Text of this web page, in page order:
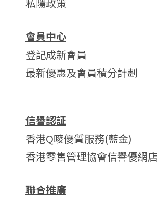
會員中心
登記成新會員
最新優惠及會員積分計劃
信譽認証
香港Q嘜優質服務(藍金)
香港零售管理協會信譽優網店
聯合推廣